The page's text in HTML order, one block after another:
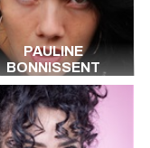
PAULINE
BONNISSENT